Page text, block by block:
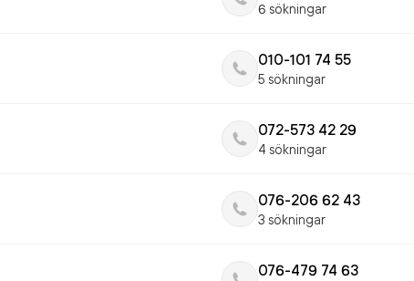
6 sökningar
010-101 74 55
5 sökningar
072-573 42 29
4 sökningar
076-206 62 43
3 sökningar
076-479 74 63